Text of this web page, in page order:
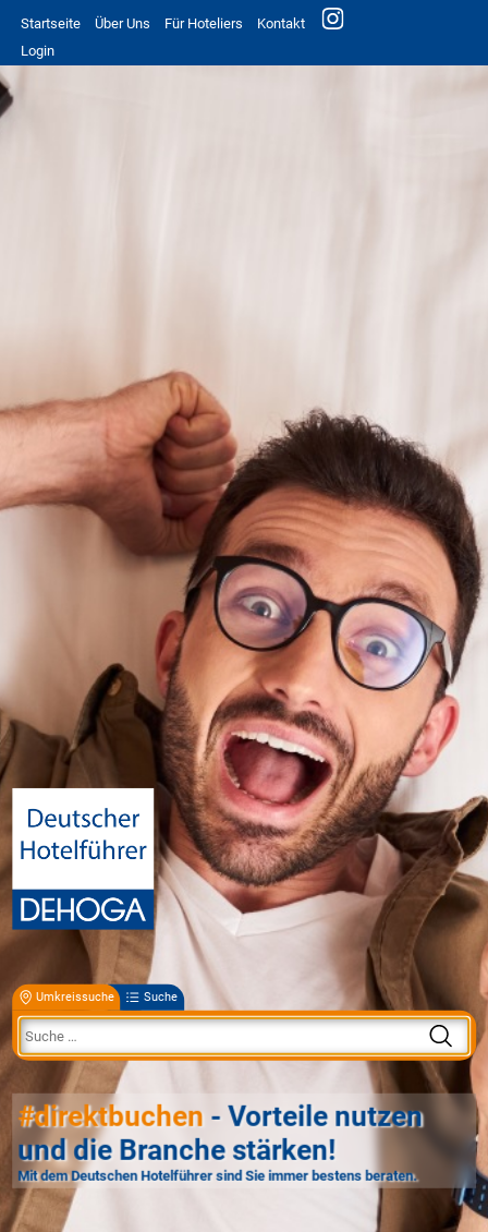
Startseite Über Uns Für Hoteliers
Kontakt
Login
Umkreissuche Suche
#direktbuchen - Vorteile nutzen
und die Branche stärken!
Mit dem Deutschen Hotelführer sind Sie immer bestens beraten.